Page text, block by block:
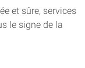
et sûre, services
le signe de la